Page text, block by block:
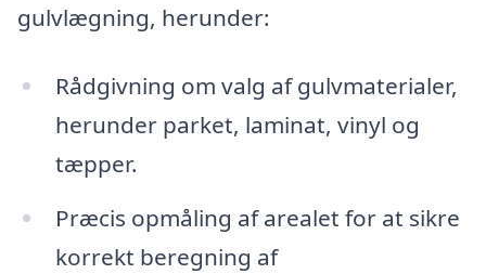
gulvlægning, herunder:
Rådgivning om valg af gulvmaterialer,
herunder parket, laminat, vinyl og
tæpper.
Præcis opmåling af arealet for at sikre
korrekt beregning af